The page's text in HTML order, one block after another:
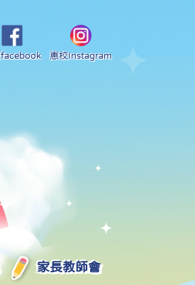
facebook 惠校Instagram
家長教師會